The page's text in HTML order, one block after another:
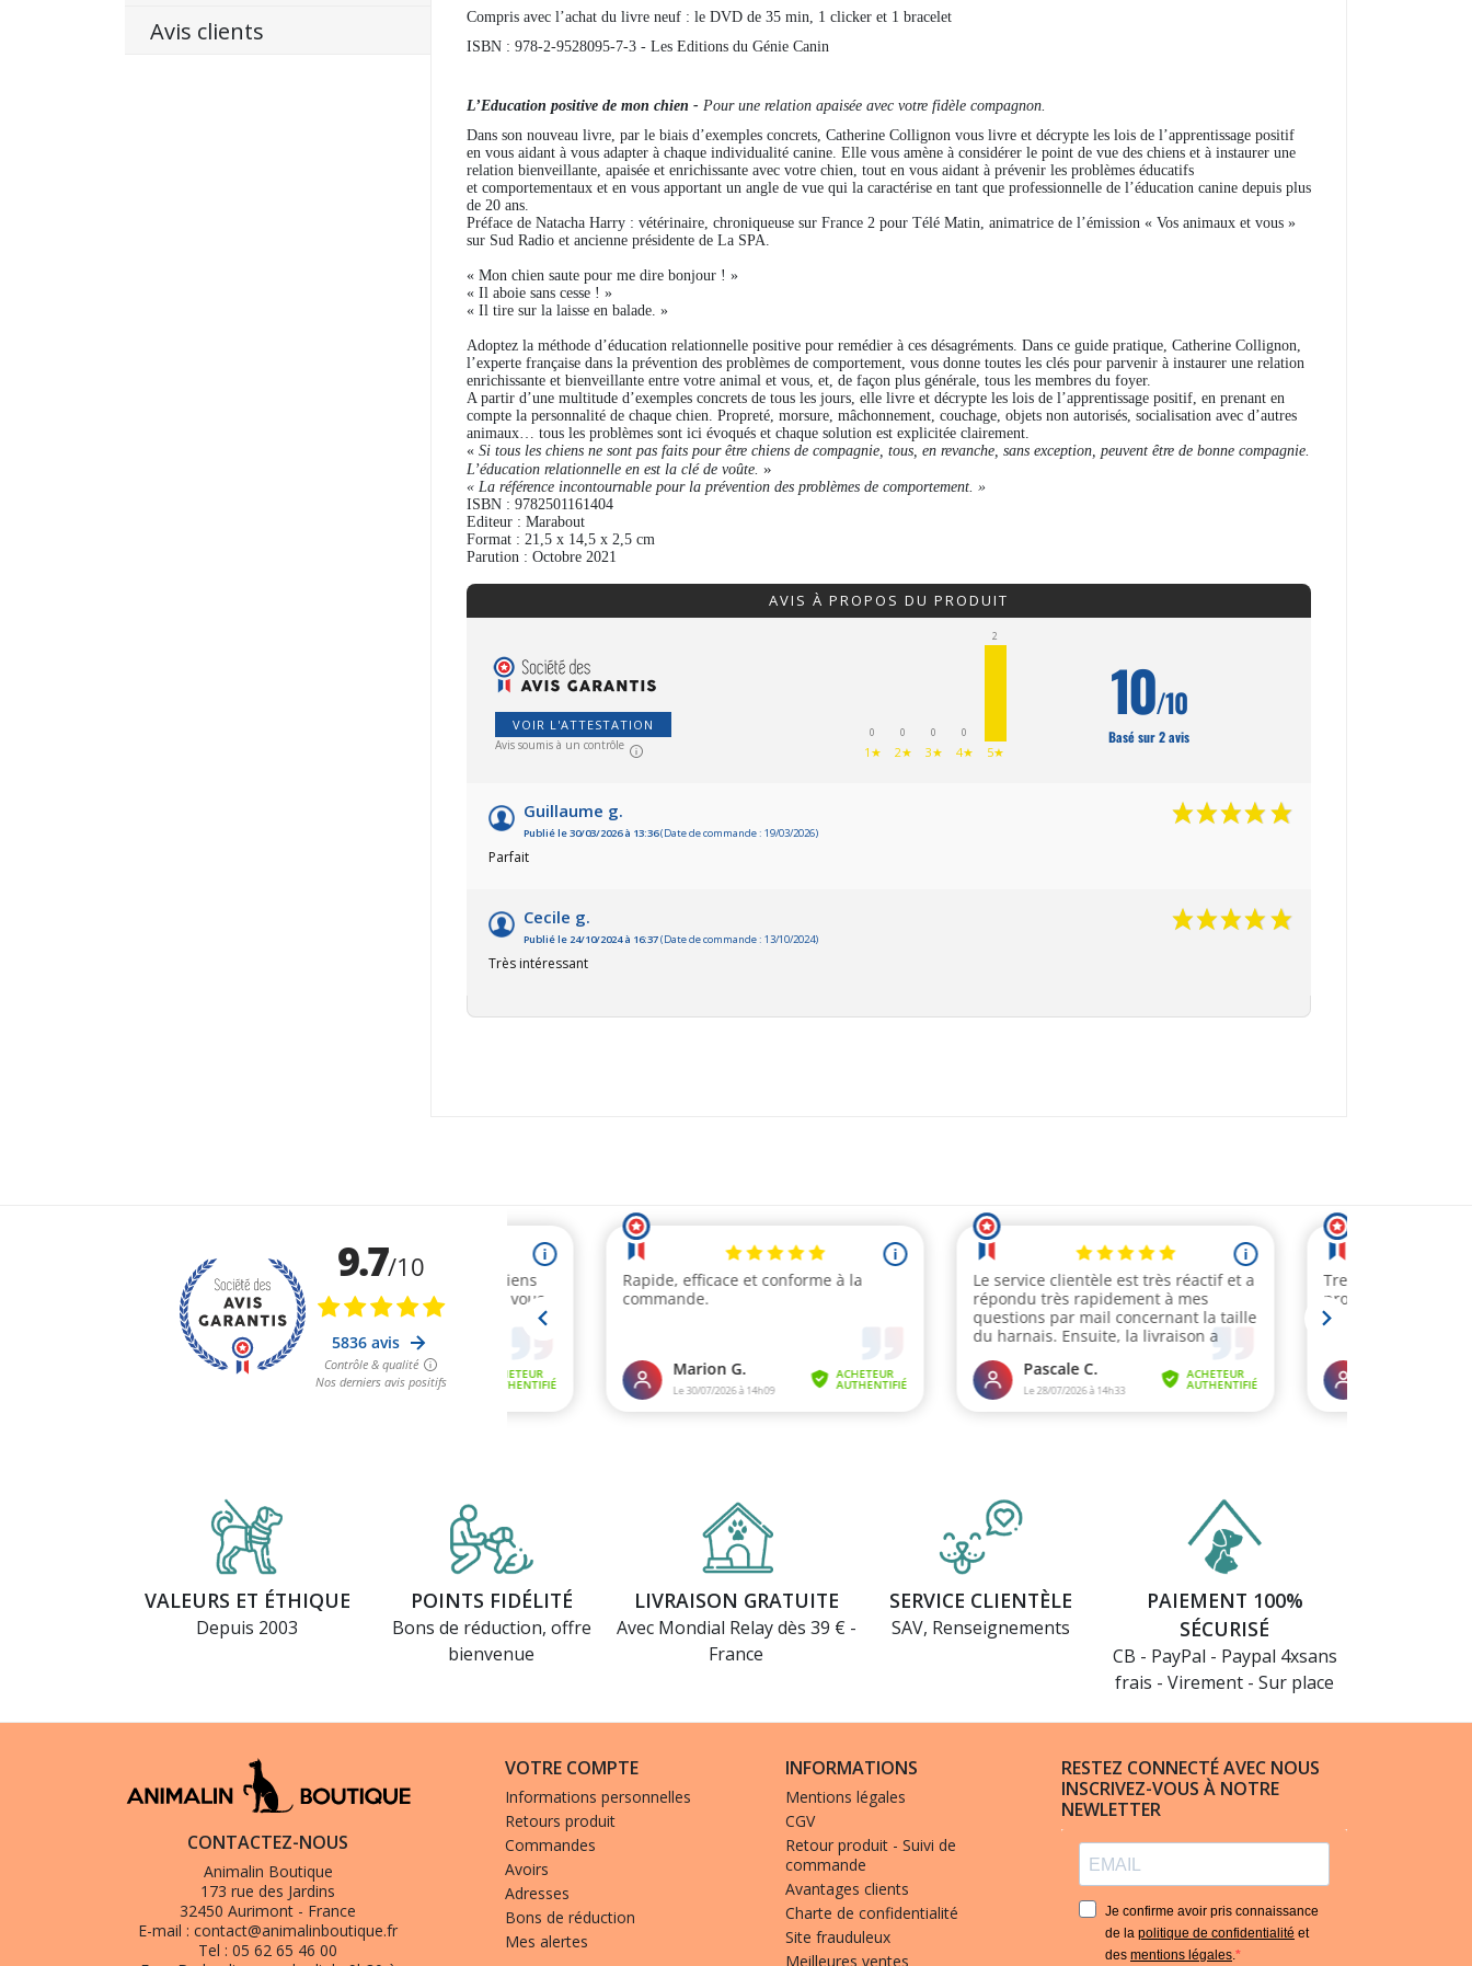
Avis clients
Compris avec l’achat du livre neuf : le DVD de 35 min, 1 clicker et 1 bracelet
ISBN : 978-2-9528095-7-3 - Les Editions du Génie Canin
L’Education positive de mon chien - Pour une relation apaisée avec votre fidèle compagnon.
Dans son nouveau livre, par le biais d’exemples concrets, Catherine Collignon vous livre et décrypte les lois de l’apprentissage positif
en vous aidant à vous adapter à chaque individualité canine. Elle vous amène à considérer le point de vue des chiens et à instaurer une
relation bienveillante, apaisée et enrichissante avec votre chien, tout en vous aidant à prévenir les problèmes éducatifs
et comportementaux et en vous apportant un angle de vue qui la caractérise en tant que professionnelle de l’éducation canine depuis plus
de 20 ans.
Préface de Natacha Harry : vétérinaire, chroniqueuse sur France 2 pour Télé Matin, animatrice de l’émission « Vos animaux et vous »
sur Sud Radio et ancienne présidente de La SPA.
« Mon chien saute pour me dire bonjour ! »
« Il aboie sans cesse ! »
« Il tire sur la laisse en balade. »
Adoptez la méthode d’éducation relationnelle positive pour remédier à ces désagréments. Dans ce guide pratique, Catherine Collignon,
l’experte française dans la prévention des problèmes de comportement, vous donne toutes les clés pour parvenir à instaurer une relation
enrichissante et bienveillante entre votre animal et vous, et, de façon plus générale, tous les membres du foyer.
A partir d’une multitude d’exemples concrets de tous les jours, elle livre et décrypte les lois de l’apprentissage positif, en prenant en
compte la personnalité de chaque chien. Propreté, morsure, mâchonnement, couchage, objets non autorisés, socialisation avec d’autres
animaux… tous les problèmes sont ici évoqués et chaque solution est explicitée clairement.
« Si tous les chiens ne sont pas faits pour être chiens de compagnie, tous, en revanche, sans exception, peuvent être de bonne compagnie.
L’éducation relationnelle en est la clé de voûte. »
« La référence incontournable pour la prévention des problèmes de comportement. »
ISBN : 9782501161404
Editeur : Marabout
Format : 21,5 x 14,5 x 2,5 cm
Parution : Octobre 2021
AVIS À PROPOS DU PRODUIT
VOIR L'ATTESTATION
Avis soumis à un contrôle
0
1★
0
2★
0
3★
0
4★
2
5★
10/10
Basé sur 2 avis
Guillaume g.
Publié le 30/03/2026 à 13:36(Date de commande : 19/03/2026)
Parfait
Cecile g.
Publié le 24/10/2024 à 16:37(Date de commande : 13/10/2024)
Très intéressant
VALEURS ET ÉTHIQUE
Depuis 2003
POINTS FIDÉLITÉ
Bons de réduction, offre
bienvenue
LIVRAISON GRATUITE
Avec Mondial Relay dès 39 € -
France
SERVICE CLIENTÈLE
SAV, Renseignements
PAIEMENT 100%
SÉCURISÉ
CB - PayPal - Paypal 4xsans
frais - Virement - Sur place
CONTACTEZ-NOUS
Animalin Boutique
173 rue des Jardins
32450 Aurimont - France
E-mail : contact@animalinboutique.fr
Tel : 05 62 65 46 00
VOTRE COMPTE
Informations personnelles
Retours produit
Commandes
Avoirs
Adresses
Bons de réduction
Mes alertes
INFORMATIONS
Mentions légales
CGV
Retour produit - Suivi de
commande
Avantages clients
Charte de confidentialité
Site frauduleux
Meilleures ventes
RESTEZ CONNECTÉ AVEC NOUS
INSCRIVEZ-VOUS À NOTRE
NEWLETTER
Je confirme avoir pris connaissance
de la politique de confidentialité et
des mentions légales.